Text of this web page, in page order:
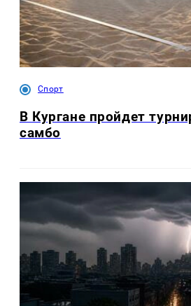
Спорт
В Кургане пройдет
самбо